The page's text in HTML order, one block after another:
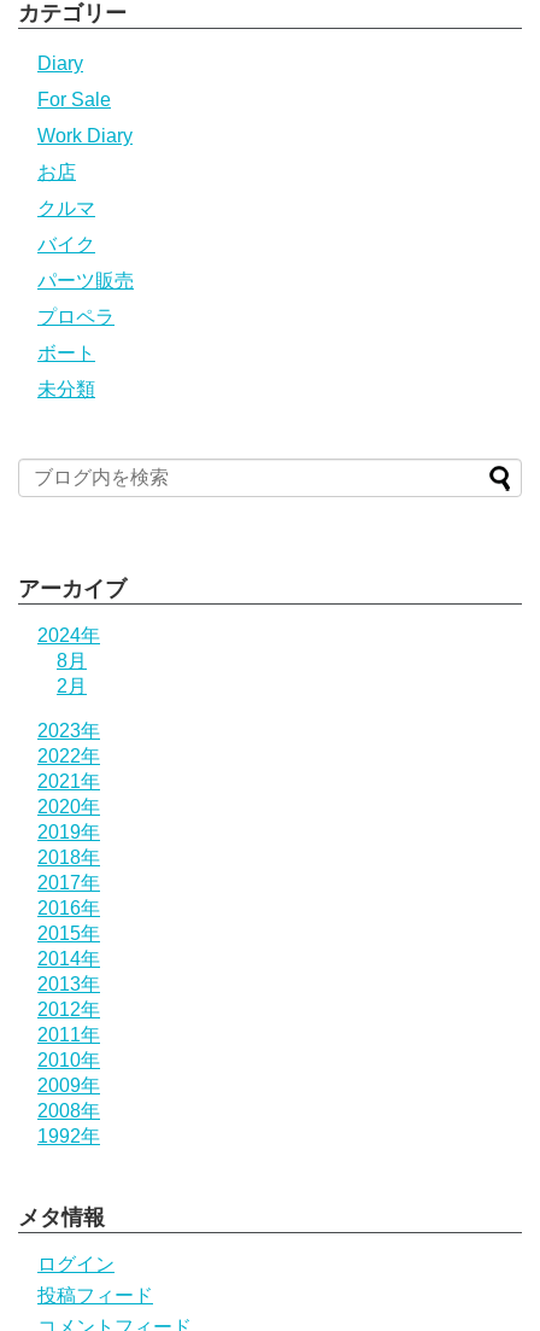
カテゴリー
Diary
For Sale
Work Diary
お店
クルマ
バイク
パーツ販売
プロペラ
ボート
未分類
アーカイブ
2024年
8月
2月
2023年
2022年
2021年
2020年
2019年
2018年
2017年
2016年
2015年
2014年
2013年
2012年
2011年
2010年
2009年
2008年
1992年
メタ情報
ログイン
投稿フィード